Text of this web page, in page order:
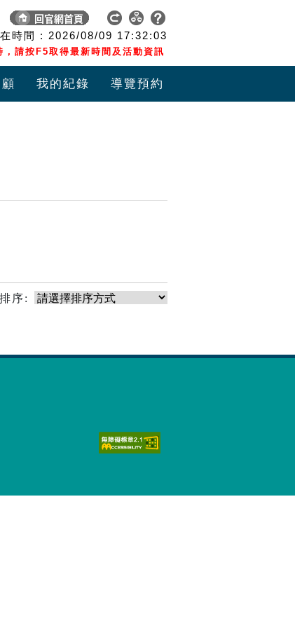
時間 : 2026/08/09 17:32:03
請按F5取得最新時間及活動資訊
我的紀錄 導覽預約
排序: